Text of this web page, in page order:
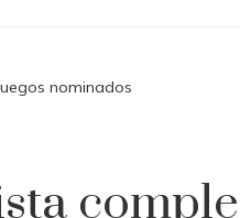
nominados